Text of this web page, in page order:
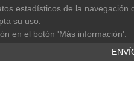
estadísticos de la navegación
su uso.
en el botón 'Más información'.